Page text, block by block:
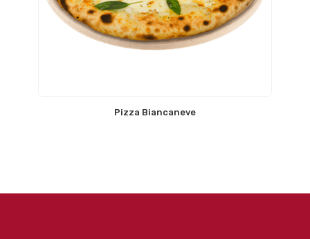
Pizza Biancaneve